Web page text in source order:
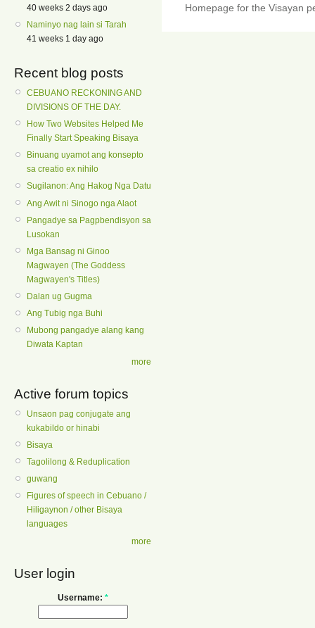
40 weeks 2 days ago
Naminyo nag lain si Tarah
41 weeks 1 day ago
Recent blog posts
CEBUANO RECKONING AND
DIVISIONS OF THE DAY.
How Two Websites Helped Me
Finally Start Speaking Bisaya
Binuang uyamot ang konsepto
sa creatio ex nihilo
Sugilanon: Ang Hakog Nga Datu
Ang Awit ni Sinogo nga Alaot
Pangadye sa Pagpbendisyon sa
Lusokan
Mga Bansag ni Ginoo
Magwayen (The Goddess
Magwayen's Titles)
Dalan ug Gugma
Ang Tubig nga Buhi
Mubong pangadye alang kang
Diwata Kaptan
more
Active forum topics
Unsaon pag conjugate ang
kukabildo or hinabi
Bisaya
Tagolilong & Reduplication
guwang
Figures of speech in Cebuano /
Hiligaynon / other Bisaya
languages
more
User login
Username: *
Homepage for the Visayan